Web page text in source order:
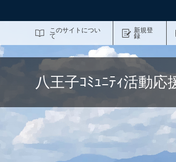
このサイトについ
て
新規登
録
八王子ｺﾐｭﾆﾃｨ活動